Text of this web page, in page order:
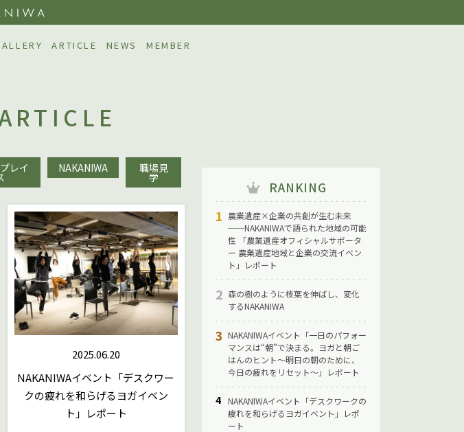
ARTICLE NEWS MEMBER
レイ NAKANIWA 職場見
学
2025.06.20
NAKANIWAイベント「デスクワー
クの疲れを和らげるヨガイベン
ト」レポート
RANKING
農業遺産×企業の共創が生む未来
──NAKANIWAで語られた地域の可能
性 「農業遺産オフィシャルサポータ
ー 農業遺産地域と企業の交流イベン
ト」レポート
森の樹のように枝葉を伸ばし、変化
するNAKANIWA
NAKANIWAイベント「一日のパフォー
マンスは“朝”で決まる。ヨガと朝ご
はんのヒント〜明日の朝のために、
今日の疲れをリセット〜」レポート
NAKANIWAイベント「デスクワークの
疲れを和らげるヨガイベント」レポ
ート